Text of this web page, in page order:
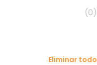
(0)
Eliminar todo